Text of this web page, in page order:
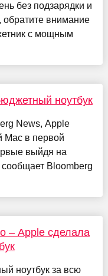
без подзарядки и
обратите внимание
с мощным
ноутбук
News, Apple
Mac в первой
выйдя на
сообщает Bloomberg
– Apple сделала
ноутбук за всю